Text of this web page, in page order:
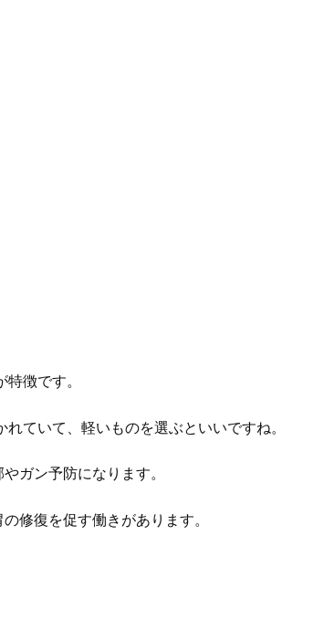
徴です。
ていて、軽いものを選ぶといいですね。
ガン予防になります。
修復を促す働きがあります。